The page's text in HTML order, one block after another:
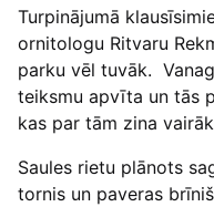
Turpinājumā
ornitologu Ritvaru
parku vēl tuvāk.
teiksmu apvīta un tās
kas par tām zina
Saules rietu plānots
tornis un paveras